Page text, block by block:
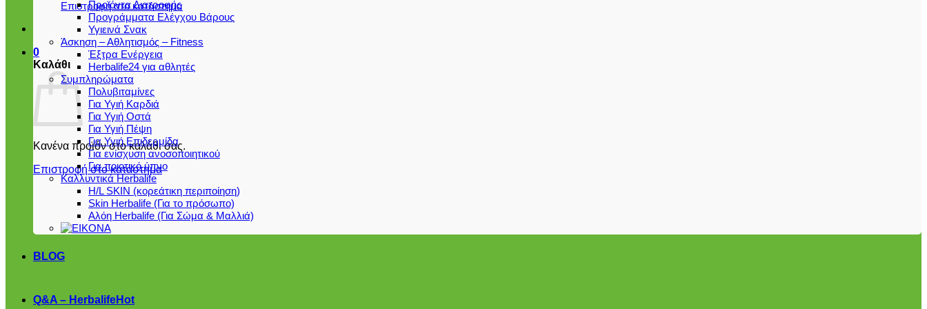
Επιστροφή στο κατάστημα
0
Καλάθι
Κανένα προϊόν στο καλάθι σας.
Επιστροφή στο κατάστημα
Προϊόντα Διατροφής
Προγράμματα Ελέγχου Βάρους
Υγιεινά Σνακ
Άσκηση – Αθλητισμός – Fitness
Έξτρα Ενέργεια
Herbalife24 για αθλητές
Συμπληρώματα
Πολυβιταμίνες
Για Υγιή Καρδιά
Για Υγιή Οστά
Για Υγιή Πέψη
Για Υγιή Επιδερμίδα
Για ενίσχυση ανοσοποιητικού
Για ποιοτικό ύπνο
Καλλυντικά Herbalife
H/L SKIN (κορεάτικη περιποίηση)
Skin Herbalife (Για το πρόσωπο)
Αλόη Ηerbalife (Για Σώμα & Μαλλιά)
BLOG
Q&A – Herbalife